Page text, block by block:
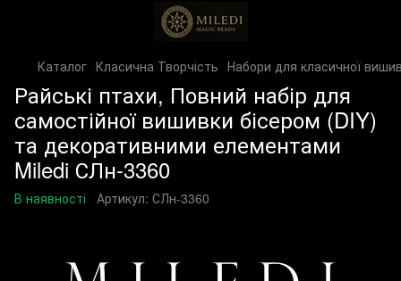
Каталог Класична Творчість Набори для класичної
Райські птахи, Повний набір для
самостійної вишивки бісером (DIY)
та декоративними елементами
Miledi СЛн-3360
В наявності Артикул: СЛн-3360